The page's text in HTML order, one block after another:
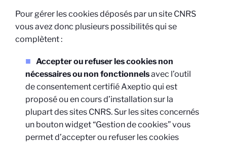
Pour gérer les cookies déposés par un site CNRS
vous avez donc plusieurs possibilités qui se
complètent :
Accepter ou refuser les cookies non
nécessaires ou non fonctionnelsavec l’outil
de consentement certifié Axeptio qui est
proposé ou en cours d’installation sur la
plupart des sites CNRS. Sur les sites concernés
un bouton widget “Gestion de cookies” vous
permet d’accepter ou refuser les cookies